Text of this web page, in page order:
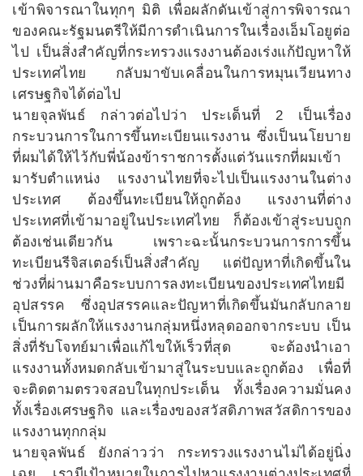
เข้าพิจารณาในทุกๆ มิติ เพื่อผลักดันเข้าสู่การพิจารณา
ของคณะรัฐมนตรีให้มีการดำเนินการในเรื่องเอ็มโอยูต่อ
ไป เป็นสิ่งสำคัญที่กระทรวงแรงงานต้องเร่งแก้ปัญหาให้
ประเทศไทย กลับมาขับเคลื่อนในการหมุนเวียนทาง
เศรษฐกิจได้ต่อไป
นายจุลพันธ์ กล่าวต่อไปว่า ประเด็นที่ 2 เป็นเรื่อง
กระบวนการในการขึ้นทะเบียนแรงงาน ซึ่งเป็นนโยบาย
ที่ผมได้ให้ไว้กับพี่น้องข้าราชการตั้งแต่วันแรกที่ผมเข้า
มารับตำแหน่ง แรงงานไทยที่จะไปเป็นแรงงานในต่าง
ประเทศ ต้องขึ้นทะเบียนให้ถูกต้อง แรงงานที่ต่าง
ประเทศที่เข้ามาอยู่ในประเทศไทย ก็ต้องเข้าสู่ระบบถูก
ต้องเช่นเดียวกัน เพราะฉะนั้นกระบวนการการขึ้น
ทะเบียนรีจิสเตอร์เป็นสิ่งสำคัญ แต่ปัญหาที่เกิดขึ้นใน
ช่วงที่ผ่านมาคือระบบการลงทะเบียนของประเทศไทยมี
อุปสรรค ซึ่งอุปสรรคและปัญหาที่เกิดขึ้นมันกลับกลาย
เป็นการผลักให้แรงงานกลุ่มหนึ่งหลุดออกจากระบบ เป็น
สิ่งที่รับโจทย์มาเพื่อแก้ไขให้เร็วที่สุด จะต้องนำเอา
แรงงานทั้งหมดกลับเข้ามาสู่ในระบบและถูกต้อง เพื่อที่
จะติดตามตรวจสอบในทุกประเด็น ทั้งเรื่องความมั่นคง
ทั้งเรื่องเศรษฐกิจ และเรื่องของสวัสดิภาพสวัสดิการของ
แรงงานทุกกลุ่ม
นายจุลพันธ์ ยังกล่าวว่า กระทรวงแรงงานไม่ได้อยู่นิ่ง